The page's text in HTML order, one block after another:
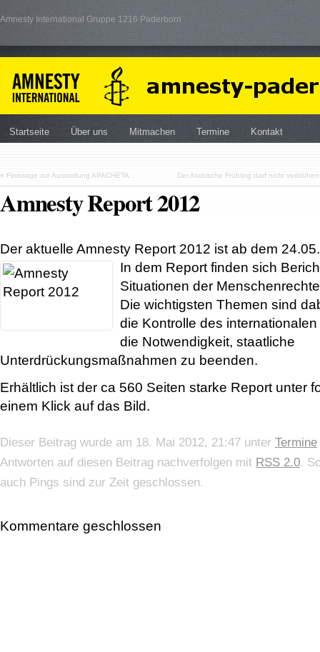
Amnesty International Gruppe 1216 Paderborn
Startseite Über uns Mitmachen Termine Kontakt
« Finissage zur Ausstellung APACHETA Der Arabische Frühling darf nicht
Amnesty Report 2012
Der aktuelle Amnesty Report 2012 ist ab dem
In dem Report finden sich
Situationen der
Die wichtigsten Themen sind
die Kontrolle des
die Notwendigkeit, staatliche
Unterdrückungsmaßnahmen zu beenden.
Erhältlich ist der ca 560 Seiten starke Report unter
einem Klick auf das Bild.
Dieser Beitrag wurde am 18. Mai 2012, 21:47 unter Termine
Antworten auf diesen Beitrag nachverfolgen mit RSS 2.0.
auch Pings sind zur Zeit geschlossen.
Kommentare geschlossen